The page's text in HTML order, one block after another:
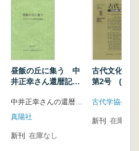
昼飯の丘に集う 中
井正幸さん還暦記念
中井正幸さんの還暦をお祝いする会 編
真陽社
新刊 在庫なし
古代文化
第2号 (通巻
墳文化(上)
古代学協会
新刊 在庫なし